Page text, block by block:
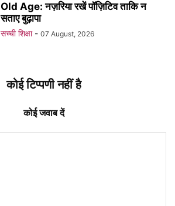
Old Age: नज़रिया रखें पॉज़िटिव ताकि न
सताए बुढ़ापा
सच्ची शिक्षा - 07 August, 2026
कोई टिप्पणी नहीं है
कोई जवाब दें